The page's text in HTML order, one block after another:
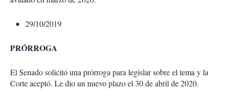
29/10/2019
PRÓRROGA
El Senado solicitó una prórroga para legislar sobre el tema y la
Corte aceptó. Le dio un nuevo plazo el 30 de abril de 2020.